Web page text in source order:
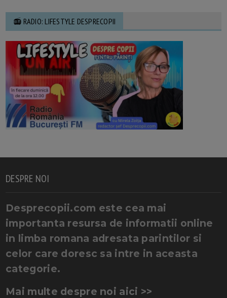
📻 RADIO: LIFESTYLE DESPRECOPII
DESPRE NOI
Desprecopii.com este cea mai
importanta resursa de informatii online
in limba romana adresata parintilor si
celor care doresc sa intre in aceasta
categorie.
Mai multe despre noi aici >>